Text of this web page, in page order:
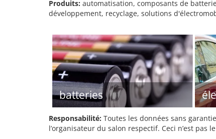
Produits: automatisation, composants de
développement, recyclage, solutions
batteries
Responsabilité: Toutes les données sans
l’organisateur du salon respectif. Ceci n’est pas